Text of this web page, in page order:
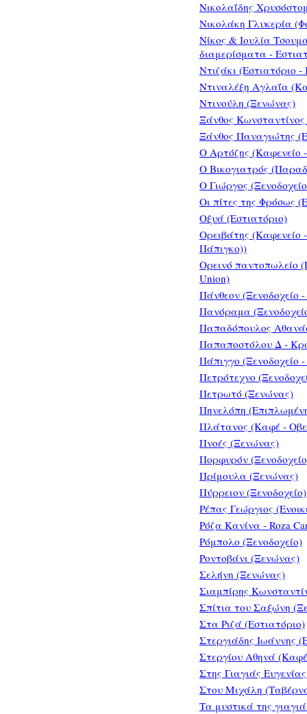
Νικολαΐδης
Νικολάκη Γλυκερία
Νίκος & Ιουλία
διαμερίσματα -
Ντιζάκι (Εστιατόριο
Ντιναλέξη Αγλαΐα
Ντινούλη (Ξενώνας)
Ξάνθος Κωνσταντίνος
Ξάνθος Παναγιώτης
Ο Αρτόζης
Ο Βικογιατρός
Ο Γιώργος
Οι πίτες της Φρόσως
Οξυά (Εστιατόριο)
Ορειβάτης (Καφενείο
Πάπιγκο))
Ορεινό παντοπωλείο
Union)
Πάνθεον (Ξενοδοχείο
Πανόραμα
Παπαδόπουλος
Παπαποστόλου Δ -
Πάπιγγο (Ξενοδοχείο -
Πετρότεχνο
Πετρωτό (Ξενώνας)
Πηνελόπη
Πλάτανος (Καφέ -
Πνοές (Ξενώνας)
Πορφυρόν
Πρίμουλα (Ξενώνας)
Πύρρειον (Ξενοδοχείο)
Ρέπας Γεώργιος
Ρόζα Κανίνα - Roza
Ρόμπολο (Ξενοδοχείο)
Ροντοβάνι (Ξενώνας)
Σελήνη (Ξενώνας)
Σιαμπίρης
Σπίτια του Σαξώνη
Στα Ριζά (Εστιατόριο)
Στεργιάδης Ιωάννης
Στεργίου Αθηνά
Στης Γιαγιάς
Στου Μιχάλη
Τα μυστικά της